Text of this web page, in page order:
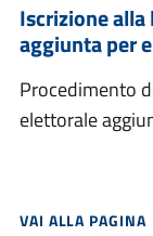
Iscrizione
aggiunta per
Procedimento
elettorale
VAI ALLA PAGINA